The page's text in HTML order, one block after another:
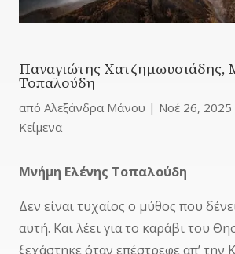
Παναγιώτης Χατζημωυσιάδης,
Τοπαλούδη
από Αλεξάνδρα Μάνου | Νοέ 26, 2025
Κείμενα
Μνήμη Ελένης Τοπαλούδη
Δεν είναι τυχαίος ο μύθος που
αυτή. Και λέει για το καράβι του
ξεχάστηκε όταν επέστρεφε απ’ την